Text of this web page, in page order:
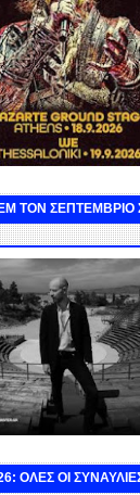
ΤΟΝ ΣΕΠΤΕΜΒΡΙΟ
ΟΛΕΣ ΟΙ